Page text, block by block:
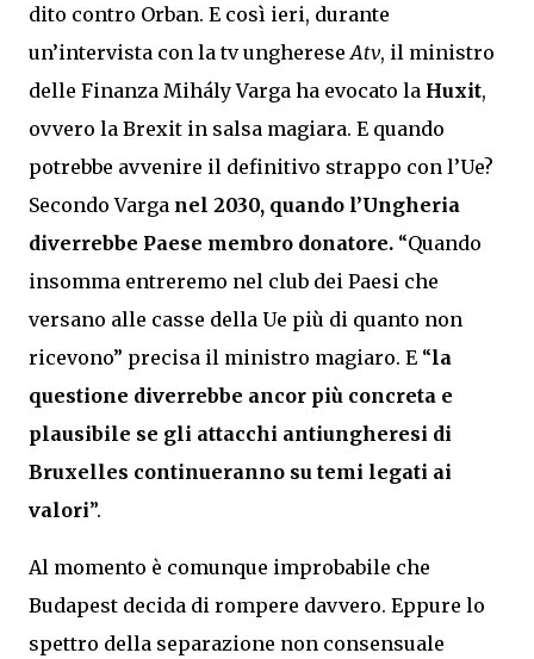
dito contro Orban. E così ieri, durante
un’intervista con la tv ungherese Atv, il ministro
delle Finanza Mihály Varga ha evocato la Huxit,
ovvero la Brexit in salsa magiara. E quando
potrebbe avvenire il definitivo strappo con l’Ue?
Secondo Varga nel 2030, quando l’Ungheria
diverrebbe Paese membro donatore. “Quando
insomma entreremo nel club dei Paesi che
versano alle casse della Ue più di quanto non
ricevono” precisa il ministro magiaro. E “la
questione diverrebbe ancor più concreta e
plausibile se gli attacchi antiungheresi di
Bruxelles continueranno su temi legati ai
valori”.
Al momento è comunque improbabile che
Budapest decida di rompere davvero. Eppure lo
spettro della separazione non consensuale